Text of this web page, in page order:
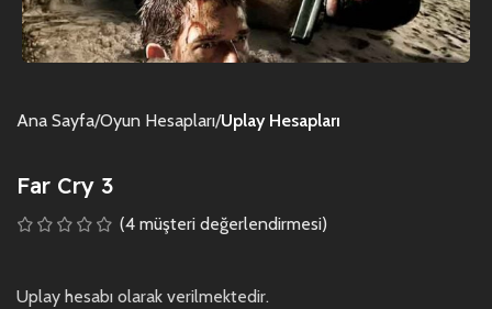
Ana Sayfa Oyun Hesapları Uplay Hesapları
Far Cry 3
(4 müşteri değerlendirmesi)
Uplay hesabı olarak verilmektedir.